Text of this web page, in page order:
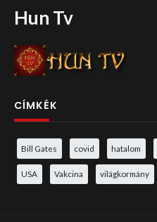
Hun Tv
CÍMKÉK
Bill Gates covid hatalom
USA Vakcina világkormány